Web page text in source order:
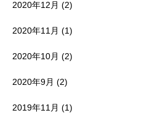
2020年12月 (2)
2020年11月 (1)
2020年10月 (2)
2020年9月 (2)
2019年11月 (1)